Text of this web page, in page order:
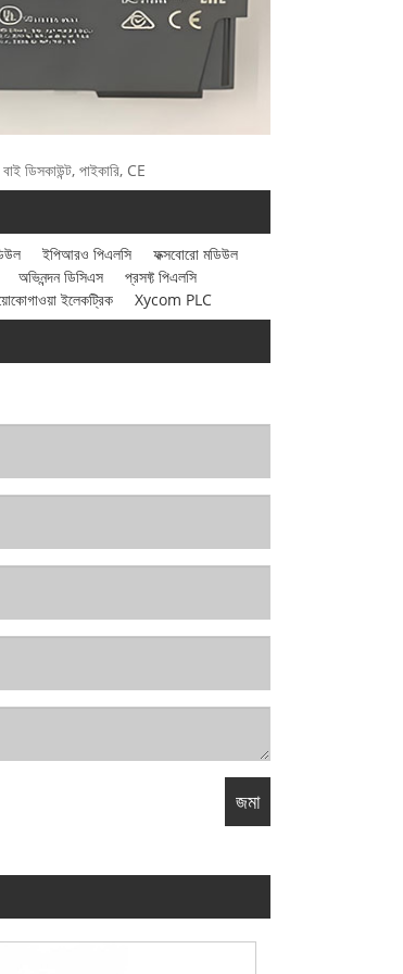
ডিসকাউন্ট, পাইকারি, CE
ইপিআরও পিএলসি
ফক্সবোরো মডিউল
অভিনন্দন ডিসিএস
প্রসফ্ট পিএলসি
ইলেকট্রিক
Xycom PLC